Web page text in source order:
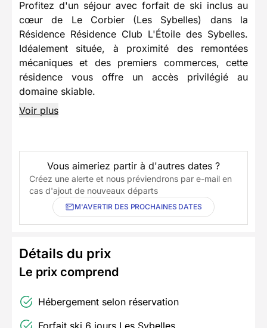
Profitez d'un séjour avec forfait de ski inclus au
cœur de Le Corbier (Les Sybelles) dans la
Résidence Résidence Club L'Étoile des Sybelles.
Idéalement située, à proximité des remontées
mécaniques et des premiers commerces, cette
résidence vous offre un accès privilégié au
domaine skiable.
Voir plus
Vous aimeriez partir à d'autres dates ?
Créez une alerte et nous préviendrons par e-mail en
cas d'ajout de nouveaux départs
M'AVERTIR DES PROCHAINES DATES
Détails du prix
Le prix comprend
Hébergement selon réservation